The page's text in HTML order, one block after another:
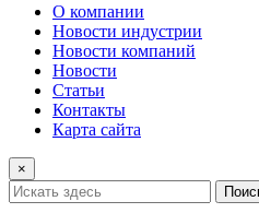
О компании
Новости индустрии
Новости компаний
Новости
Статьи
Контакты
Карта сайта
×